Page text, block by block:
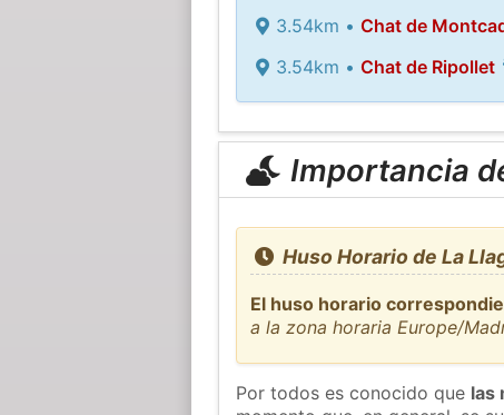
3.54km • Chat de
3.54km • Chat de Ripollet
Importancia
Huso Horario de La
El huso horario
a la zona horaria Europe/
Por todos es conocido que las